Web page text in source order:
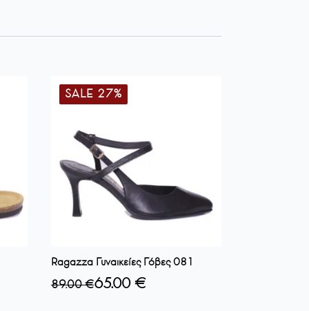
SALE 27%
Ragazza Γυναικείες Γόβες 081
89.00€
Original65.00 €
Η